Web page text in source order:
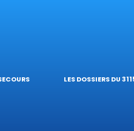
LES DOSSIERS DU